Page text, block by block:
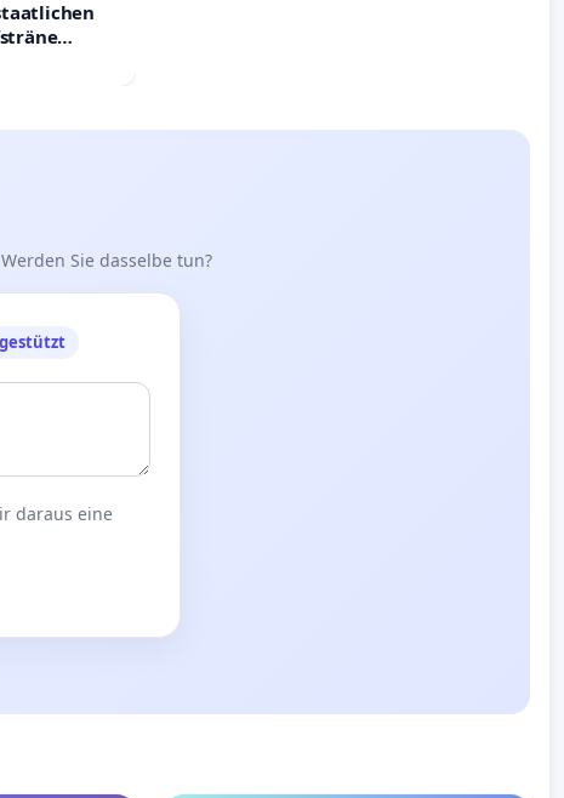
Sie dasselbe tun?
daraus eine